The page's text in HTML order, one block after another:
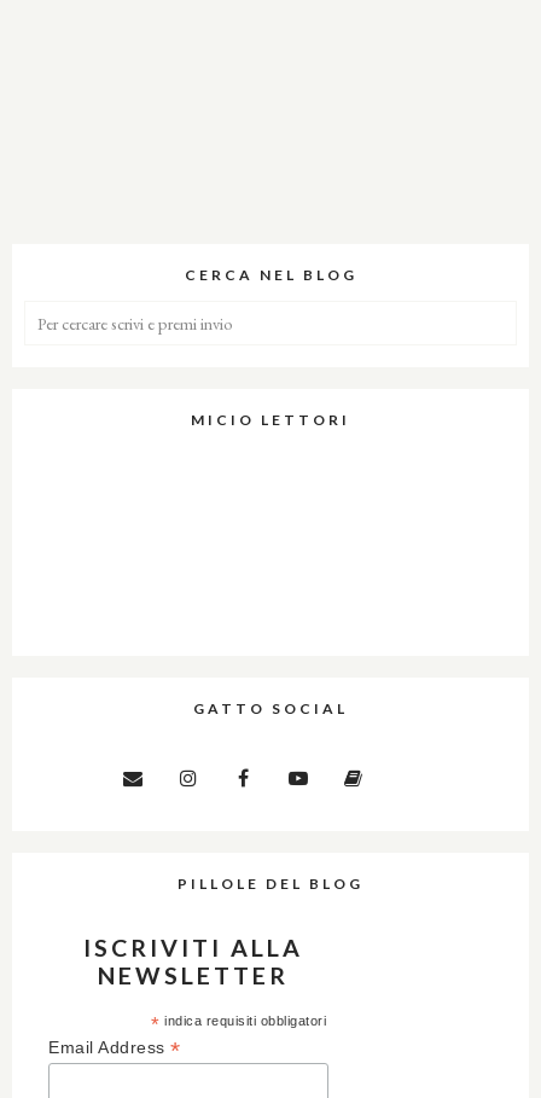
CERCA NEL BLOG
MICIO LETTORI
GATTO SOCIAL
PILLOLE DEL BLOG
ISCRIVITI ALLA
NEWSLETTER
* indica requisiti obbligatori
Email Address *